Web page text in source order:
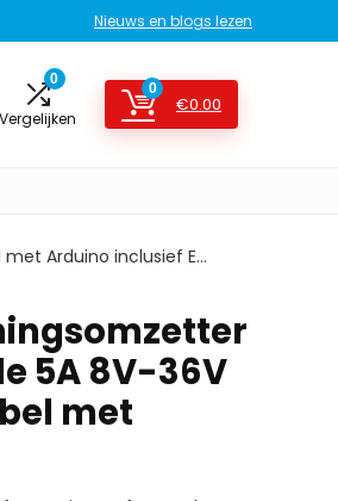
Nieuws en blogs lezen
0
Vergelijken
0
€0.00
met Arduino inclusief E…
5A 8V-36V
met